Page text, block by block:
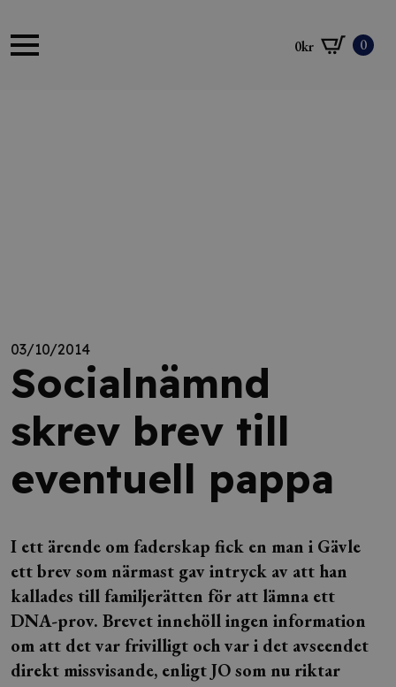
0kr 0
03/10/2014
Socialnämnd
skrev brev till
eventuell pappa
I ett ärende om faderskap fick en man i Gävle
ett brev som närmast gav intryck av att han
kallades till familjerätten för att lämna ett
DNA-prov. Brevet innehöll ingen information
om att det var frivilligt och var i det avseendet
direkt missvisande, enligt JO som nu riktar